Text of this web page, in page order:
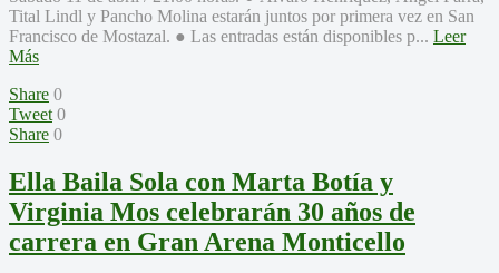
Tital Lindl y Pancho Molina estarán juntos por primera vez en San
Francisco de Mostazal. ● Las entradas están disponibles p... Leer
Más
Share 0
Tweet 0
Share 0
Ella Baila Sola con Marta Botía y
Virginia Mos celebrarán 30 años de
carrera en Gran Arena Monticello